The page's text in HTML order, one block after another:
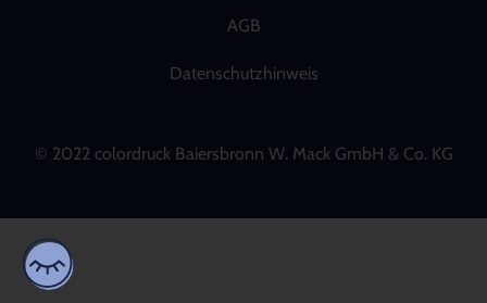
AGB
Datenschutzhinweis
© 2022 colordruck Baiersbronn W. Mack GmbH & Co. KG